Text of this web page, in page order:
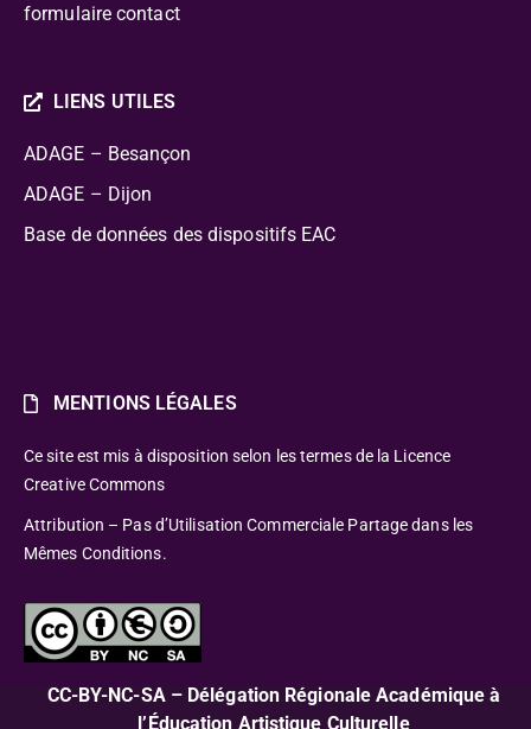
formulaire contact
LIENS UTILES
ADAGE – Besançon
ADAGE – Dijon
Base de données des dispositifs EAC
MENTIONS LÉGALES
Ce site est mis à disposition selon les termes de la Licence
Creative Commons
Attribution – Pas d’Utilisation Commerciale Partage dans les
Mêmes Conditions.
CC-BY-NC-SA – Délégation Régionale Académique à
l’Éducation Artistique Culturelle